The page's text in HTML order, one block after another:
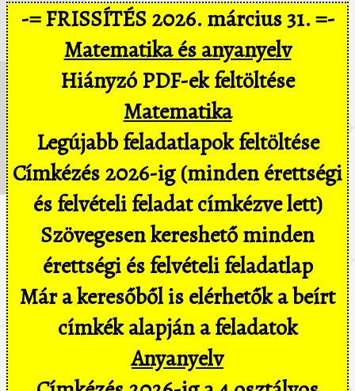
-= FRISSÍTÉS 2026. március 31. =-
Matematika és anyanyelv
Hiányzó PDF-ek feltöltése
Matematika
Legújabb feladatlapok feltöltése
Címkézés 2026-ig (minden érettségi
és felvételi feladat címkézve lett)
Szövegesen kereshető minden
érettségi és felvételi feladatlap
Már a keresőből is elérhetők a beírt
címkék alapján a feladatok
Anyanyelv